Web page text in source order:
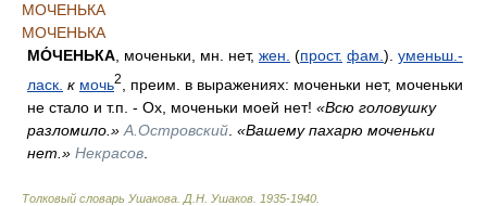
МОЧЕНЬКА
МОЧЕНЬКА
МО́ЧЕНЬКА , моченьки, мн. нет, жен. (прост. фам. ). уменьш.-
ласк. к мочь2
, преим. в выражениях: моченьки нет, моченьки
не стало и т.п. - Ох, моченьки моей нет! «Всю головушку
разломило.» А.Островский «Вашему пахарю моченьки
нет.» Некрасов
Толковый словарь Ушакова Д.Н. Ушаков. 1935-1940